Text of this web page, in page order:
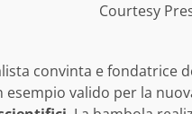
Courtesy
convinta e fondatrice
esempio valido per la